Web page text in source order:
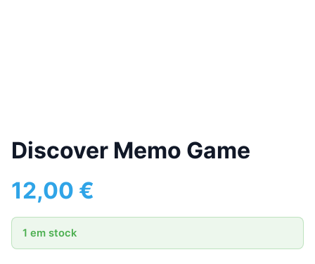
Discover Memo Game
12,00 €
1 em stock